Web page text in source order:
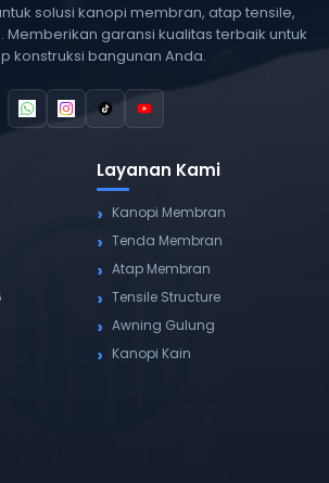
solusi kanopi membran, atap tensile,
Memberikan garansi kualitas terbaik untuk
konstruksi bangunan Anda.
Layanan Kami
Kanopi Membran
Tenda Membran
Atap Membran
Tensile Structure
Awning Gulung
Kanopi Kain